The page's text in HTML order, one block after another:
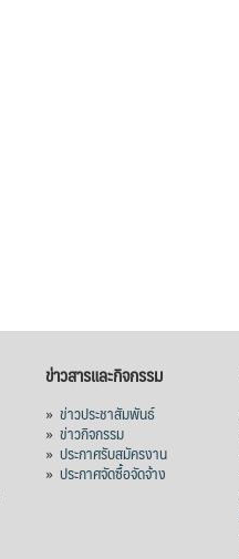
ข่าวสารและกิจกรรม
»ข่าวประชาสัมพันธ์
»ข่าวกิจกรรม
»ประกาศรับสมัครงาน
»ประกาศจัดซื้อจัดจ้าง